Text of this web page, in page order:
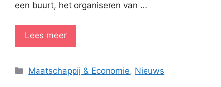
een buurt, het organiseren van …
Lees meer
Categorieën
Maatschappij & Economie, Nieuws